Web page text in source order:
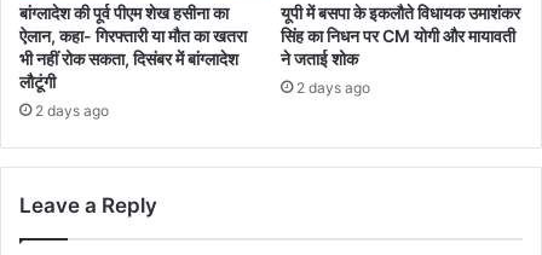
बांग्लादेश की पूर्व पीएम शेख हसीना का
ऐलान, कहा- गिरफ्तारी या मौत का खतरा
भी नहीं रोक सकता, दिसंबर में बांग्लादेश
लौटूंगी
2 days ago
यूपी में बसपा के इकलौते विधायक उमाशंकर
सिंह का निधन पर CM याेगी और मायावती
ने जताई शोक
2 days ago
Leave a Reply